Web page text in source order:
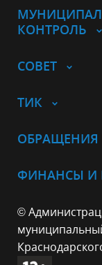
КОНТРОЛЬ
СОВЕТ
ТИК
ОБРАЩЕНИЯ
ФИНАНСЫ И
©